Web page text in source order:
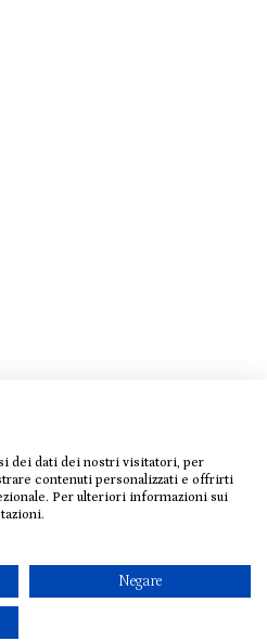
social
AGENCY SRL
Policy | Contattaci
sviluppo
dei dati dei nostri visitatori, per
contenuti personalizzati e offrirti
Per ulteriori informazioni sui
Negare